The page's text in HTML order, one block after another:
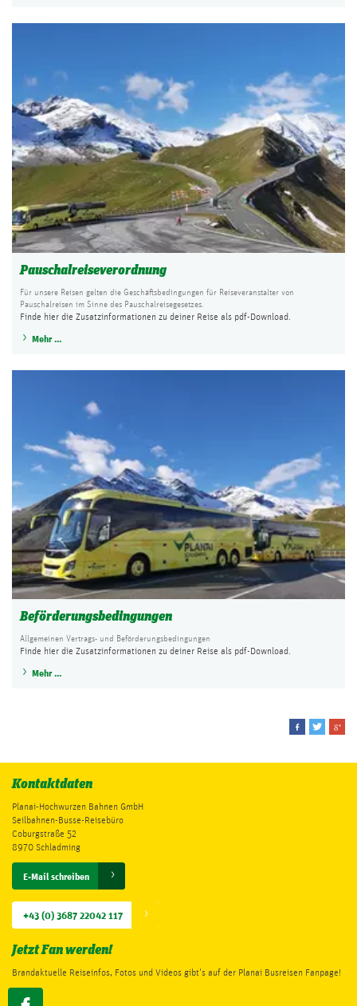
Pauschalreiseverordnung
Für unsere Reisen gelten die Geschäftsbedingungen für Reiseveranstalter von
Pauschalreisen im Sinne des Pauschalreisegesetzes.
Finde hier die Zusatzinformationen zu deiner Reise als pdf-Download.
Mehr ...
Beförderungsbedingungen
Allgemeinen Vertrags- und Beförderungsbedingungen
Finde hier die Zusatzinformationen zu deiner Reise als pdf-Download.
Mehr ...
Kontaktdaten
Planai-Hochwurzen Bahnen GmbH
Seilbahnen-Busse-Reisebüro
Coburgstraße 52
8970 Schladming
E-Mail schreiben
+43 (0) 3687 22042 117
Jetzt Fan werden!
Brandaktuelle Reiseinfos, Fotos und Videos gibt's auf der Planai Busreisen Fanpage!